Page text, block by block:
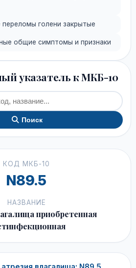
голени закрытые
общие симптомы и признаки
указатель к МКБ-10
Поиск
КОД МКБ-10
N89.5
НАЗВАНИЕ
приобретенная